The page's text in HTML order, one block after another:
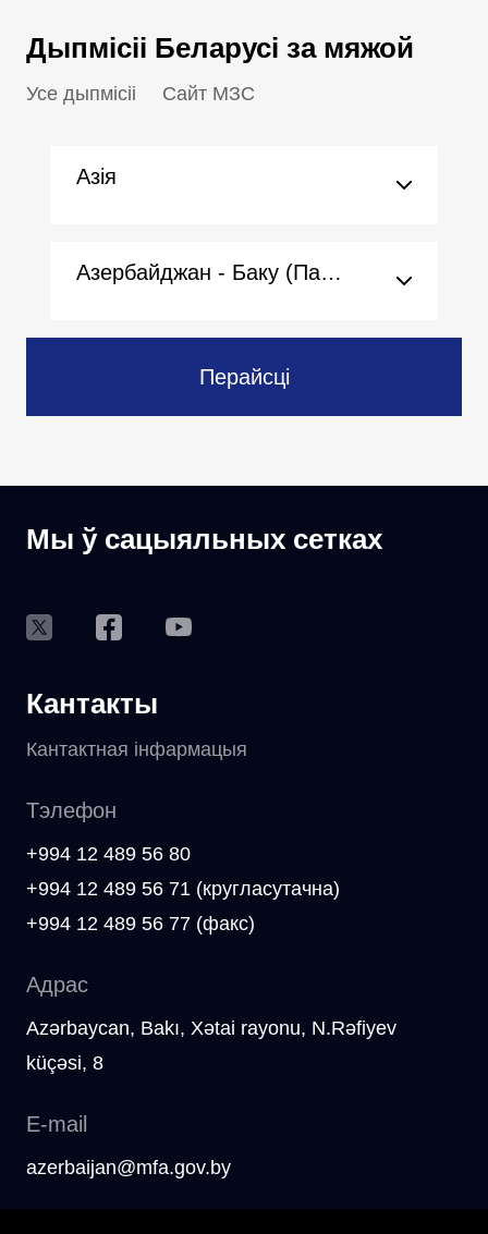
Дыпмісіі Беларусі за мяжой
Усе дыпмісіі Сайт МЗС
Азія
Азербайджан - Баку (Пасольства)
Перайсці
Мы ў сацыяльных сетках
Кантакты
Кантактная інфармацыя
Тэлефон
+994 12 489 56 80
+994 12 489 56 71 (кругласутачна)
+994 12 489 56 77 (факс)
Адрас
Azәrbaycan, Bakı, Xәtai rayonu, N.Rәfiyev
küçәsi, 8
E-mail
azerbaijan@mfa.gov.by